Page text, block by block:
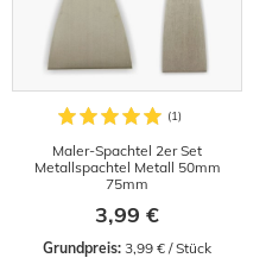
Maler-Spachtel 2er Set
Metallspachtel Metall 50mm
75mm
3,99 €
Grundpreis: 3,99 € / Stück